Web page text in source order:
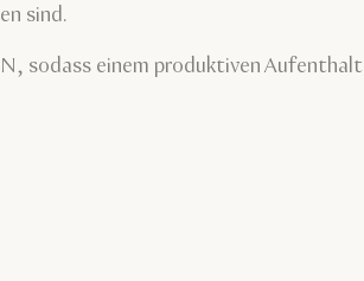
sind.
sodass einem produktiven Aufenthalt